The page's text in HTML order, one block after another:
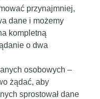
przynajmniej,
dane i możemy
kompletną
o dwa
osobowych –
żądać, aby
sprostował dane